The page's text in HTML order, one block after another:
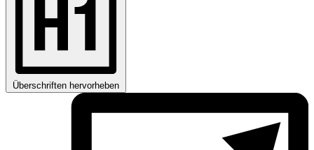
Überschriften hervorheben